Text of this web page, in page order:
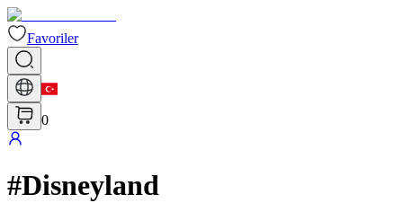
Favoriler
0
#Disneyland